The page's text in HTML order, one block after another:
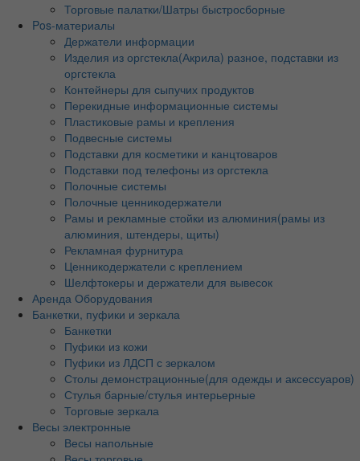
Торговые палатки/Шатры быстросборные
Pos-материалы
Держатели информации
Изделия из оргстекла(Акрила) разное, подставки из
оргстекла
Контейнеры для сыпучих продуктов
Перекидные информационные системы
Пластиковые рамы и крепления
Подвесные системы
Подставки для косметики и канцтоваров
Подставки под телефоны из оргстекла
Полочные системы
Полочные ценникодержатели
Рамы и рекламные стойки из алюминия(рамы из
алюминия, штендеры, щиты)
Рекламная фурнитура
Ценникодержатели с креплением
Шелфтокеры и держатели для вывесок
Аренда Оборудования
Банкетки, пуфики и зеркала
Банкетки
Пуфики из кожи
Пуфики из ЛДСП с зеркалом
Столы демонстрационные(для одежды и аксессуаров)
Стулья барные/стулья интерьерные
Торговые зеркала
Весы электронные
Весы напольные